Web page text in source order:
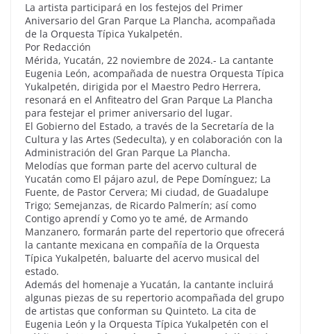
La artista participará en los festejos del Primer
Aniversario del Gran Parque La Plancha, acompañada
de la Orquesta Típica Yukalpetén.
Por Redacción
Mérida, Yucatán, 22 noviembre de 2024.- La cantante
Eugenia León, acompañada de nuestra Orquesta Típica
Yukalpetén, dirigida por el Maestro Pedro Herrera,
resonará en el Anfiteatro del Gran Parque La Plancha
para festejar el primer aniversario del lugar.
El Gobierno del Estado, a través de la Secretaría de la
Cultura y las Artes (Sedeculta), y en colaboración con la
Administración del Gran Parque La Plancha.
Melodías que forman parte del acervo cultural de
Yucatán como El pájaro azul, de Pepe Domínguez; La
Fuente, de Pastor Cervera; Mi ciudad, de Guadalupe
Trigo; Semejanzas, de Ricardo Palmerín; así como
Contigo aprendí y Como yo te amé, de Armando
Manzanero, formarán parte del repertorio que ofrecerá
la cantante mexicana en compañía de la Orquesta
Típica Yukalpetén, baluarte del acervo musical del
estado.
Además del homenaje a Yucatán, la cantante incluirá
algunas piezas de su repertorio acompañada del grupo
de artistas que conforman su Quinteto. La cita de
Eugenia León y la Orquesta Típica Yukalpetén con el